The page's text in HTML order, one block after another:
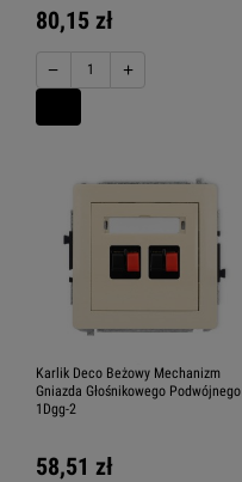
80,15 zł
− +
Karlik Deco Beżowy Mechanizm
Gniazda Głośnikowego Podwójnego
1Dgg-2
58,51 zł